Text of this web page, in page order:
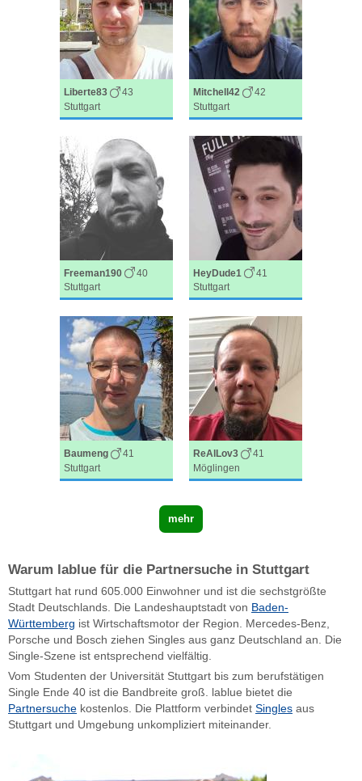
Liberte83
43
Stuttgart
Mitchell42
42
Stuttgart
Freeman190
40
Stuttgart
HeyDude1
41
Stuttgart
Baumeng
41
Stuttgart
ReAlLov3
41
Möglingen
mehr
Warum lablue für die Partnersuche in Stuttgart
Stuttgart hat rund 605.000 Einwohner und ist die sechstgrößte
Stadt Deutschlands. Die Landeshauptstadt von Baden-
Württemberg ist Wirtschaftsmotor der Region. Mercedes-Benz,
Porsche und Bosch ziehen Singles aus ganz Deutschland an. Die
Single-Szene ist entsprechend vielfältig.
Vom Studenten der Universität Stuttgart bis zum berufstätigen
Single Ende 40 ist die Bandbreite groß. lablue bietet die
Partnersuche kostenlos. Die Plattform verbindet Singles aus
Stuttgart und Umgebung unkompliziert miteinander.